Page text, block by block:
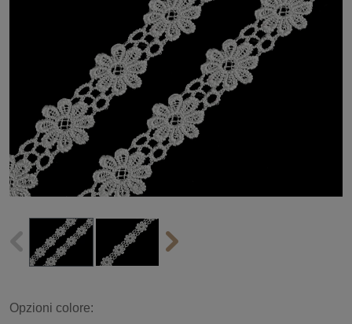
Opzioni colore: